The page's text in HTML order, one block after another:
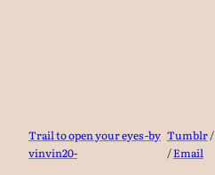
Trail to open your eyes -by
vinvin20-
Tumblr/
/Email